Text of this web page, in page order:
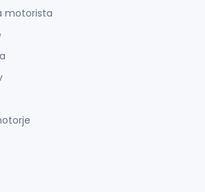
motorista